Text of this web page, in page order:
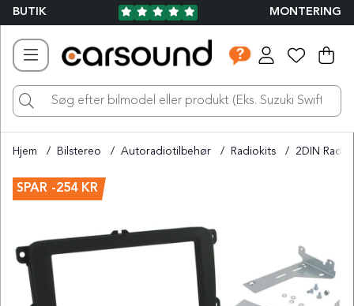
BUTIK MONTERING
.
Hjem Bilstereo Autoradiotilbehør Radiokits 2DIN
SPAR -254 KR
Produktbilleder